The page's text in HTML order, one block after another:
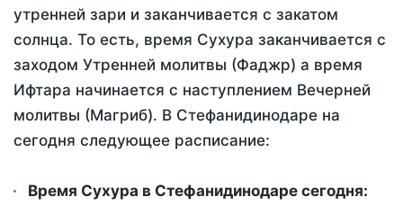
утренней зари и заканчивается с закатом
солнца. То есть, время Сухура заканчивается с
заходом Утренней молитвы (Фаджр) а время
Ифтара начинается с наступлением Вечерней
молитвы (Магриб). В Стефанидинодаре на
сегодня следующее расписание:
Время Сухура в Стефанидинодаре сегодня: